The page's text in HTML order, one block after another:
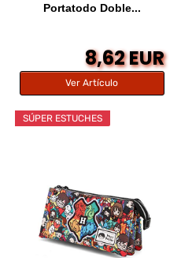
Portatodo Doble...
8,62 EUR
Ver Artículo
SÚPER ESTUCHES